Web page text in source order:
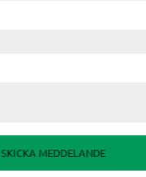
från
emballering och
sortiment av
till transmission och
SKICKA MEDDELANDE